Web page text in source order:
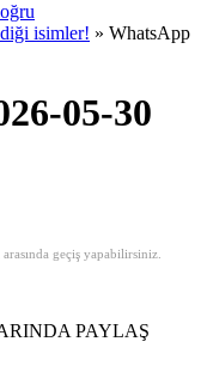
isimler! » WhatsApp
05-30
geçiş yapabilirsiniz.
PAYLAŞ